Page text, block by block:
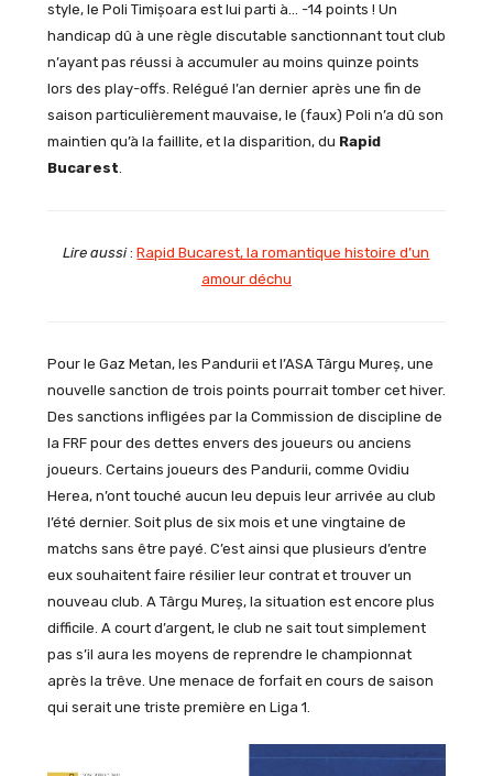
style, le Poli Timișoara est lui parti à… -14 points ! Un
handicap dû à une règle discutable sanctionnant tout club
n’ayant pas réussi à accumuler au moins quinze points
lors des play-offs. Relégué l’an dernier après une fin de
saison particulièrement mauvaise, le (faux) Poli n’a dû son
maintien qu’à la faillite, et la disparition, du Rapid
Bucarest.
Lire aussi:Rapid Bucarest, la romantique histoire d’un
amour déchu
Pour le Gaz Metan, les Pandurii et l’ASA Târgu Mureș, une
nouvelle sanction de trois points pourrait tomber cet hiver.
Des sanctions infligées par la Commission de discipline de
la FRF pour des dettes envers des joueurs ou anciens
joueurs. Certains joueurs des Pandurii, comme Ovidiu
Herea, n’ont touché aucun leu depuis leur arrivée au club
l’été dernier. Soit plus de six mois et une vingtaine de
matchs sans être payé. C’est ainsi que plusieurs d’entre
eux souhaitent faire résilier leur contrat et trouver un
nouveau club. A Târgu Mureș, la situation est encore plus
difficile. A court d’argent, le club ne sait tout simplement
pas s’il aura les moyens de reprendre le championnat
après la trêve. Une menace de forfait en cours de saison
qui serait une triste première en Liga 1.